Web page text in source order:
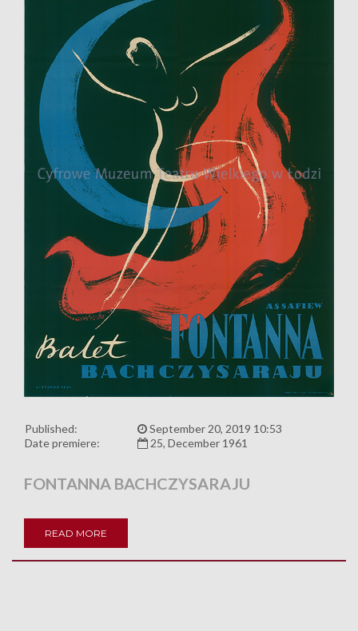
Published:
September 20, 2019 10:53
Date premiere:
25, December 1961
FONTANNA BACHCZYSARAJU
READ MORE